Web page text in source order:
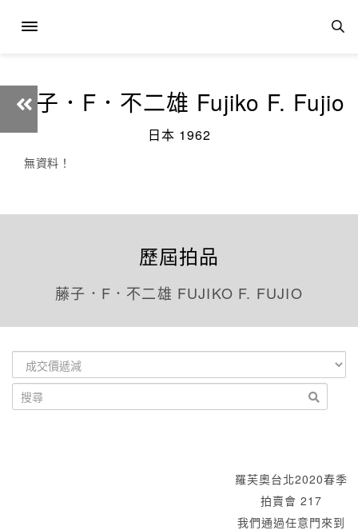
藤子．F．不二雄 Fujiko F. Fujio
日本 1962
無資料！
歷屆拍品
藤子．F．不二雄 FUJIKO F. FUJIO
羅芙奧台北2020春季
拍賣會 217
我們通過任意門來到